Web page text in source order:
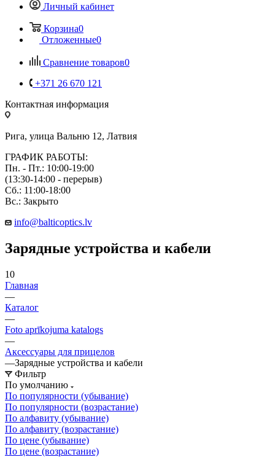
Личный кабинет
Корзина0
Отложенные0
Сравнение товаров0
+371 26 670 121
Контактная информация
Рига, улица Вальню 12, Латвия
ГРАФИК РАБОТЫ:
Пн. - Пт.: 10:00-19:00
(13:30-14:00 - перерыв)
Сб.: 11:00-18:00
Вс.: Закрыто
info@balticoptics.lv
Зарядные устройства и кабели
10
Главная
—
Каталог
—
Foto aprīkojuma katalogs
—
Аксессуары для прицелов
—Зарядные устройства и кабели
Фильтр
По умолчанию
По популярности (убывание)
По популярности (возрастание)
По алфавиту (убывание)
По алфавиту (возрастание)
По цене (убывание)
По цене (возрастание)